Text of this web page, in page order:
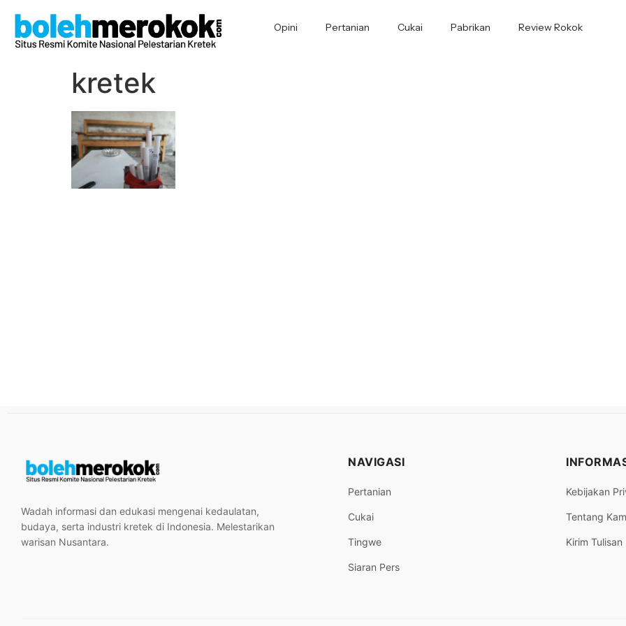
Opini Pertanian Cukai Pabrikan Review Rokok
kretek
Wadah informasi dan edukasi mengenai kedaulatan,
budaya, serta industri kretek di Indonesia. Melestarikan
warisan Nusantara.
NAVIGASI
Pertanian
Cukai
Tingwe
Siaran Pers
Kebijakan
Tentang
Kirim Tulisan